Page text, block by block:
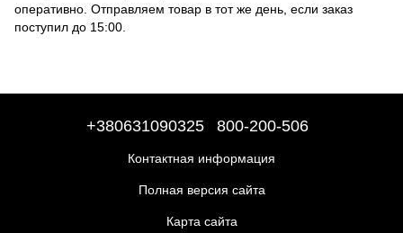
оперативно. Отправляем товар в тот же день, если заказ
поступил до 15:00.
+380631090325 800-200-506
Контактная информация
Полная версия сайта
Карта сайта